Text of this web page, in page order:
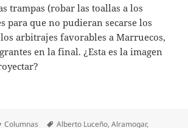
trampas (robar las toallas a los
para que no pudieran secarse los
arbitrajes favorables a Marruecos,
en la final. ¿Esta es la imagen
Categorías
Columnas Etiquetas
Alberto Luceño,Alramogar,